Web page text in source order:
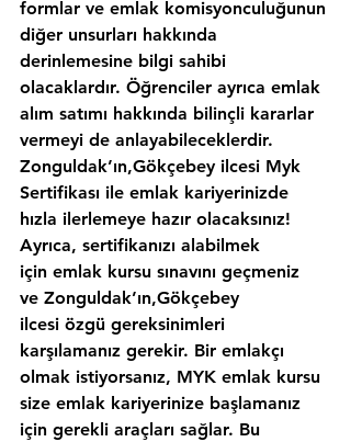
formlar ve emlak komisyonculuğunun
diğer unsurları hakkında
derinlemesine bilgi sahibi
olacaklardır. Öğrenciler ayrıca emlak
alım satımı hakkında bilinçli kararlar
vermeyi de anlayabileceklerdir.
Zonguldak’ın,Gökçebey ilcesi Myk
Sertifikası ile emlak kariyerinizde
hızla ilerlemeye hazır olacaksınız!
Ayrıca, sertifikanızı alabilmek
için emlak kursu sınavını geçmeniz
ve Zonguldak’ın,Gökçebey
ilcesi özgü gereksinimleri
karşılamanız gerekir. Bir emlakçı
olmak istiyorsanız, MYK emlak kursu
size emlak kariyerinize başlamanız
için gerekli araçları sağlar. Bu